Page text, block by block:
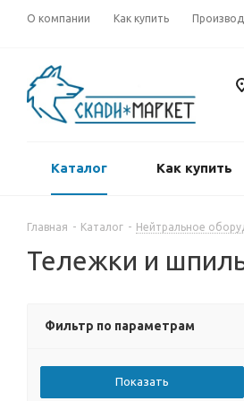
О компании Как купить
Каталог Как купить
Главная - Каталог - Нейтральное
Тележки и
Фильтр по параметрам